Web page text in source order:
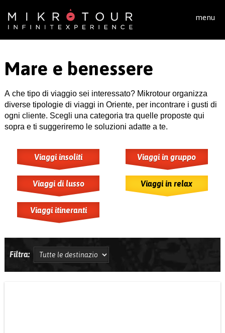
menu
Mare e benessere
A che tipo di viaggio sei interessato? Mikrotour organizza
diverse tipologie di viaggi in Oriente, per incontrare i gusti di
ogni cliente. Scegli una categoria tra quelle proposte qui
sopra e ti suggeriremo le soluzioni adatte a te.
Viaggi insoliti Viaggi in gruppo
Viaggi di lusso Viaggi in relax
Viaggi itineranti
Filtra: